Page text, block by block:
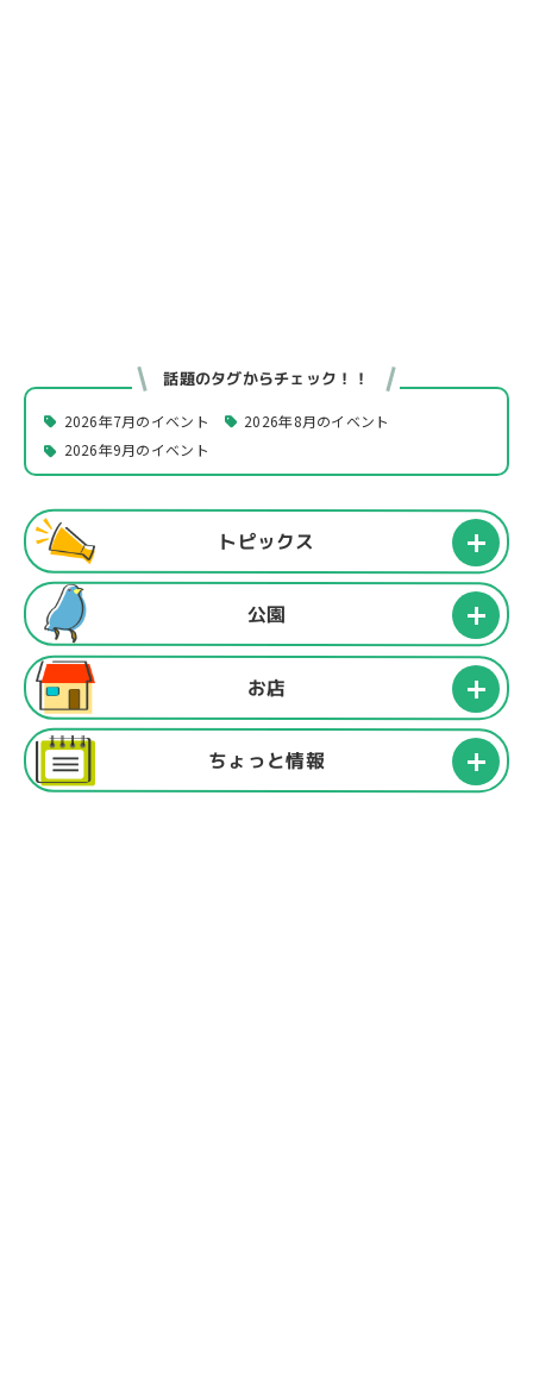
話題のタグからチェック！！
2026年7月のイベント
2026年8月のイベント
2026年9月のイベント
トピックス
公園
お店
ちょっと情報